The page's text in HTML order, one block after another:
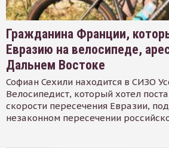
Гражданина Франции,
Евразию на велосипеде,
Дальнем Востоке
Софиан Сехили находится в СИЗО
Велосипедист, который хотел
скорости пересечения Евразии,
незаконном пересечении